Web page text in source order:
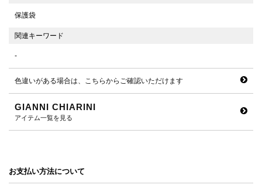
保護袋
関連キーワード
-
色違いがある場合は、こちらからご確認いただけます
GIANNI CHIARINI
アイテム一覧を見る
お支払い方法について